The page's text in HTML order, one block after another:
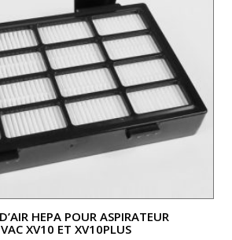
HEPA POUR ASPIRATEUR
XV10 ET XV10PLUS